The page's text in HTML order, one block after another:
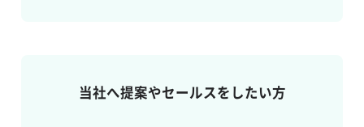
当社へ提案やセールスをしたい方